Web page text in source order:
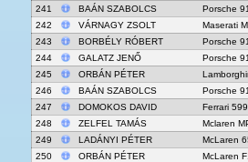
241
BAÁN SZABOLCS
Porsche
242
VÁRNAGY ZSOLT
Maserati
243
BORBÉLY RÓBERT
Porsche
244
GALATZ JENŐ
Porsche
245
ORBÁN PÉTER
246
BAÁN SZABOLCS
Porsche
247
DOMOKOS DAVID
Ferrari
248
ZELFEL TAMÁS
Mclaren
249
LADÁNYI PÉTER
McLaren
250
ORBÁN PÉTER
McLaren